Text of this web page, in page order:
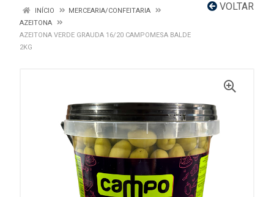
VOLTAR
INÍCIO
MERCEARIA/CONFEITARIA
AZEITONA
AZEITONA VERDE GRAUDA 16/20 CAMPOMESA BALDE
2KG